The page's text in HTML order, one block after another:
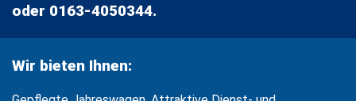
oder 0163-4050344.
Wir bieten Ihnen: